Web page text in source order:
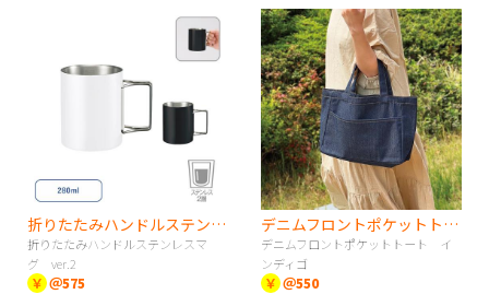
折りたたみハンドルステンレスマグ ver.2
折りたたみハンドルステンレスマ
グ ver.2
￥ ＠575
デニムフロントポケットトート インディゴ
デニムフロントポケットトート イ
ンディゴ
￥ ＠550